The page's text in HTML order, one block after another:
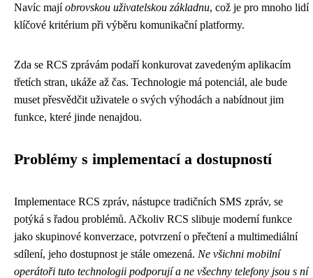
Navíc majíobrovskou uživatelskou základnu, což je pro mnoho lidí
klíčové kritérium při výběru komunikační platformy.
Zda se RCS zprávám podaří konkurovat zavedeným aplikacím
třetích stran, ukáže až čas. Technologie má potenciál, ale bude
muset přesvědčit uživatele o svých výhodách a nabídnout jim
funkce, které jinde nenajdou.
Problémy s implementací a dostupností
Implementace RCS zpráv, nástupce tradičních SMS zpráv, se
potýká s řadou problémů. Ačkoliv RCS slibuje moderní funkce
jako skupinové konverzace, potvrzení o přečtení a multimediální
sdílení, jeho dostupnost je stále omezená. Ne všichni mobilní
operátoři tuto technologii podporují a ne všechny telefony jsou s ní